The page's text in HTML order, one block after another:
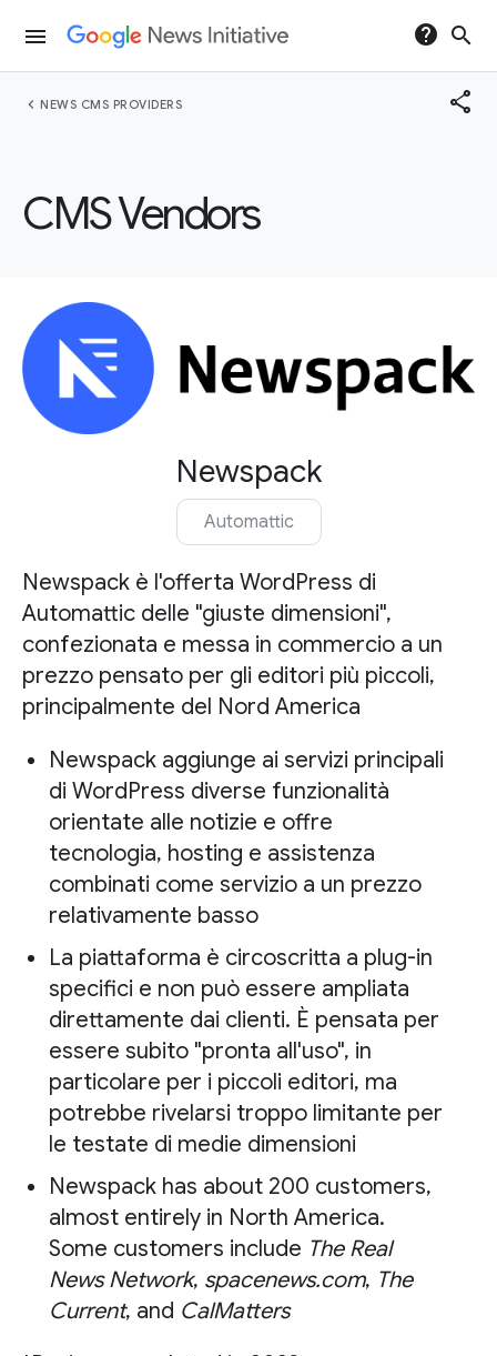
menu help search
chevron_left NEWS CMS PROVIDERS share
CMS Vendors
Newspack
Automattic
Newspack è l'offerta WordPress di
Automattic delle "giuste dimensioni",
confezionata e messa in commercio a un
prezzo pensato per gli editori più piccoli,
principalmente del Nord America
Newspack aggiunge ai servizi principali
di WordPress diverse funzionalità
orientate alle notizie e offre
tecnologia, hosting e assistenza
combinati come servizio a un prezzo
relativamente basso
La piattaforma è circoscritta a plug-in
specifici e non può essere ampliata
direttamente dai clienti. È pensata per
essere subito "pronta all'uso", in
particolare per i piccoli editori, ma
potrebbe rivelarsi troppo limitante per
le testate di medie dimensioni
Newspack has about 200 customers,
almost entirely in North America.
Some customers include The Real
News Network, spacenews.com, The
Current, and CalMatters